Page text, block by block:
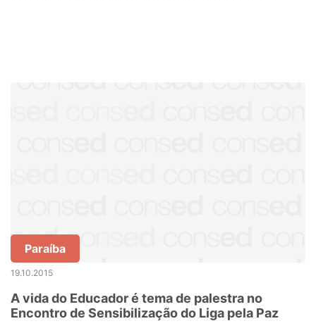
Paraíba
19.10.2015
A vida do Educador é tema de palestra no
Encontro de Sensibilização do Liga pela Paz